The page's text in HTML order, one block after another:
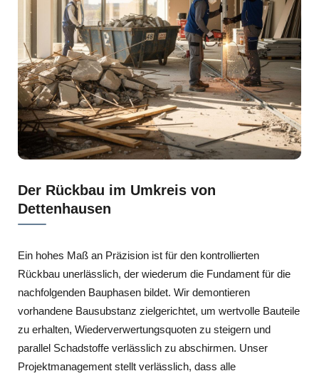
Der Rückbau im Umkreis von
Dettenhausen
Ein hohes Maß an Präzision ist für den kontrollierten
Rückbau unerlässlich, der wiederum die Fundament für die
nachfolgenden Bauphasen bildet. Wir demontieren
vorhandene Bausubstanz zielgerichtet, um wertvolle Bauteile
zu erhalten, Wiederverwertungsquoten zu steigern und
parallel Schadstoffe verlässlich zu abschirmen. Unser
Projektmanagement stellt verlässlich, dass alle